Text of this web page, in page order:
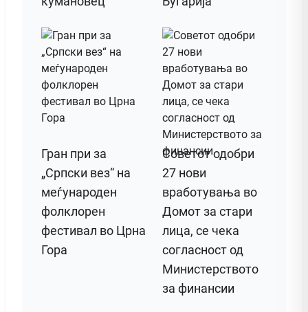
Гран при за
„Српски вез“ на
меѓународен
фолклорен
фестивал во Црна
Гора
Советот одобри
27 нови
вработувања во
Домот за стари
лица, се чека
согласност од
Министерството
за финансии